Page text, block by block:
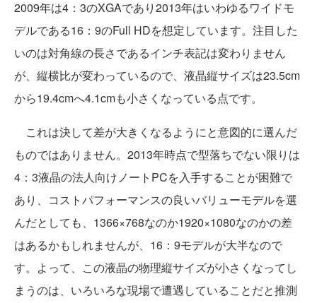
2009年は4：3のXGAであり2013年はいわゆるワイドモ
デルである16：9のFull HDを想定しています。注目した
いのは対角線の長さであるインチ表記は変わりません
が、縦横比が変わっているので、液晶縦サイズは23.5cm
から19.4cmへ4.1cmも小さくなっている点です。
これは決して差が大きくなるようにと意図的に選んだ
ものではありません。2013年時点で型落ちでない限りは
4：3液晶の法人向けノートPCを入手することが困難で
あり、コストパフォーマンスの良いバリューモデルを選
んだとしても、1366×768なのか1920×1080なのかの差
はあるかもしれませんが、16：9モデルが大半なので
す。よって、この液晶の物理縦サイズが小さくなってし
まうのは、いろいろな現場で遭遇していることだと推測